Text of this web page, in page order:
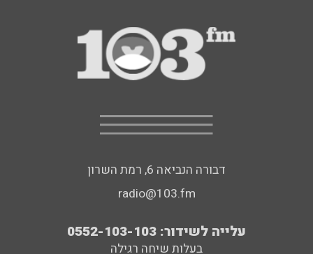
דבורה הנביאה 6, רמת השרון
radio@103.fm
עלייה לשידור: 0552-103-103
בעלות שיחה רגילה